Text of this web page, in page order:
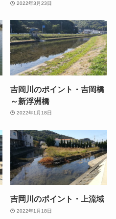
2022年3月23日
吉岡川のポイント・吉岡橋
～新浮洲橋
2022年1月18日
吉岡川のポイント・上流域
2022年1月18日